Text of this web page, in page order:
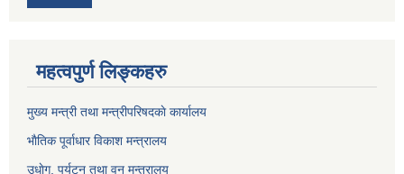
महत्वपुर्ण लिङ्कहरु
मुख्य मन्त्री तथा मन्त्रीपरिषदकाे कार्यालय
भाैतिक पूर्वाधार विकाश मन्त्रालय
उधाेग, पर्यटन तथा वन मन्त्रालय